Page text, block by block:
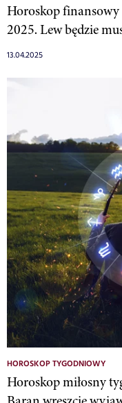
Horoskop
2025. Lew będzie
13.04.2025
HOROSKOP TYGODNIOWY
Horoskop miłosny